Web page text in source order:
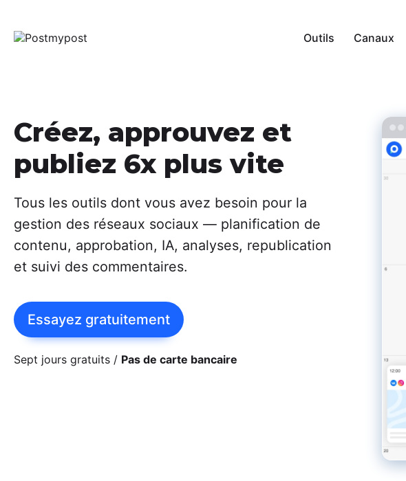
Outils
Un réseau neuronal qui
commentaires et
VKontakte et Facebook
Il offre la possibilité
de répondre rapidement
utilisateurs sur les
sociaux.
Fournit des analyses
augmentant ainsi la
création de plans de
Canaux
Créez, approuvez et
publiez 6x plus vite
Tous les outils dont vous avez besoin pour la
gestion des réseaux sociaux — planification de
contenu, approbation, IA, analyses, republication
et suivi des commentaires.
Essayez gratuitement
Sept jours gratuits Pas de carte bancaire